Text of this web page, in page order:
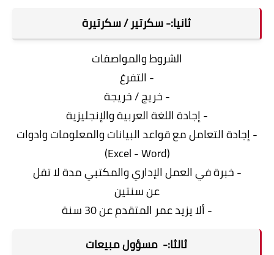
ثانيا:- سكرتير /سكرتيرة
الشروط والمواصفات
- التفرغ
- خريج / خريجة
- إجادة اللغة العربية والإنجليزية
- إجادة التعامل مع قواعد البيانات والمعلوماتوادوات
(Excel - Word)
- خبرة في العمل الإداري والمكتبي مدة لا تقل
عنسنتين
- ألا يزيد عمر المتقدم عن 30 سنة
ثالثا:- مسؤول مبيعات